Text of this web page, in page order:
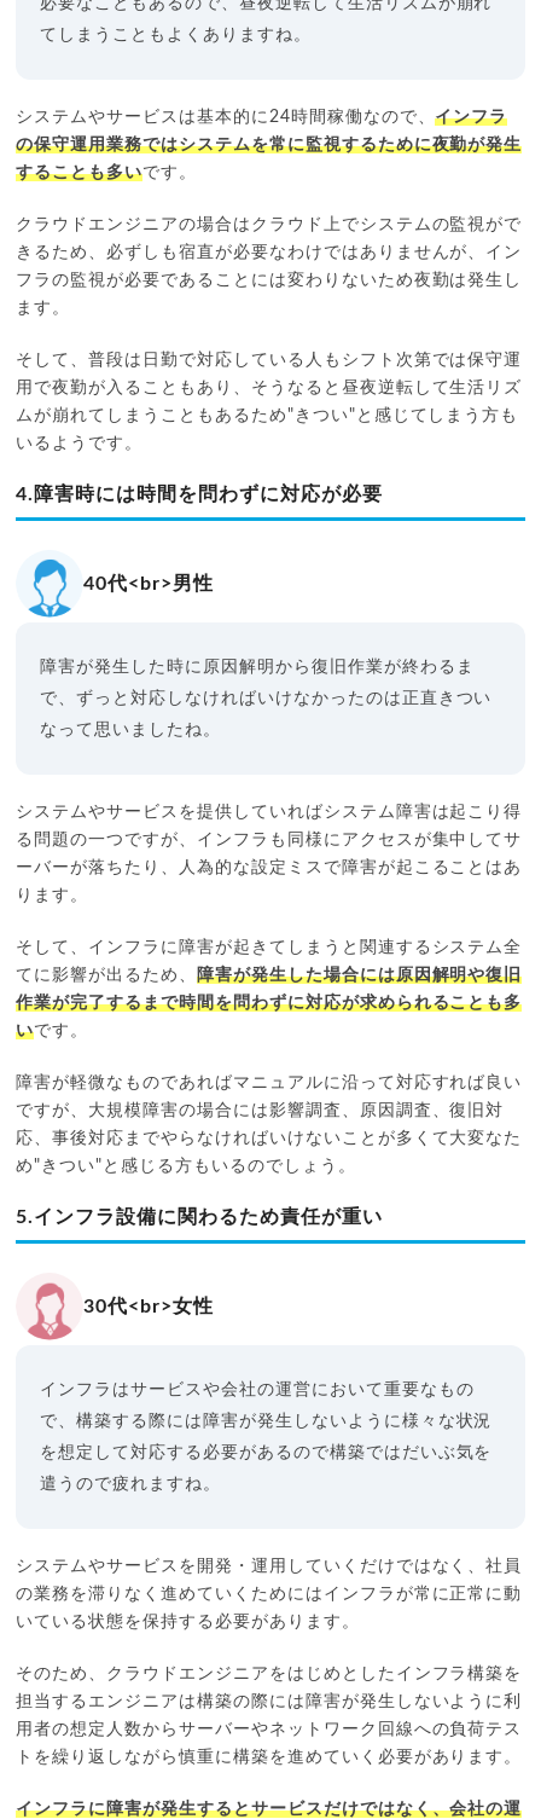
必要なこともあるので、昼夜逆転して生活リズムが崩れ
てしまうこともよくありますね。
システムやサービスは基本的に24時間稼働なので、インフラ
の保守運用業務ではシステムを常に監視するために夜勤が発生
することも多いです。
クラウドエンジニアの場合はクラウド上でシステムの監視がで
きるため、必ずしも宿直が必要なわけではありませんが、イン
フラの監視が必要であることには変わりないため夜勤は発生し
ます。
そして、普段は日勤で対応している人もシフト次第では保守運
用で夜勤が入ることもあり、そうなると昼夜逆転して生活リズ
ムが崩れてしまうこともあるため"きつい"と感じてしまう方も
いるようです。
4.障害時には時間を問わずに対応が必要
40代<br>男性
障害が発生した時に原因解明から復旧作業が終わるま
で、ずっと対応しなければいけなかったのは正直きつい
なって思いましたね。
システムやサービスを提供していればシステム障害は起こり得
る問題の一つですが、インフラも同様にアクセスが集中してサ
ーバーが落ちたり、人為的な設定ミスで障害が起こることはあ
ります。
そして、インフラに障害が起きてしまうと関連するシステム全
てに影響が出るため、障害が発生した場合には原因解明や復旧
作業が完了するまで時間を問わずに対応が求められることも多
いです。
障害が軽微なものであればマニュアルに沿って対応すれば良い
ですが、大規模障害の場合には影響調査、原因調査、復旧対
応、事後対応までやらなければいけないことが多くて大変なた
め"きつい"と感じる方もいるのでしょう。
5.インフラ設備に関わるため責任が重い
30代<br>女性
インフラはサービスや会社の運営において重要なもの
で、構築する際には障害が発生しないように様々な状況
を想定して対応する必要があるので構築ではだいぶ気を
遣うので疲れますね。
システムやサービスを開発・運用していくだけではなく、社員
の業務を滞りなく進めていくためにはインフラが常に正常に動
いている状態を保持する必要があります。
そのため、クラウドエンジニアをはじめとしたインフラ構築を
担当するエンジニアは構築の際には障害が発生しないように利
用者の想定人数からサーバーやネットワーク回線への負荷テス
トを繰り返しながら慎重に構築を進めていく必要があります。
インフラに障害が発生するとサービスだけではなく、会社の運